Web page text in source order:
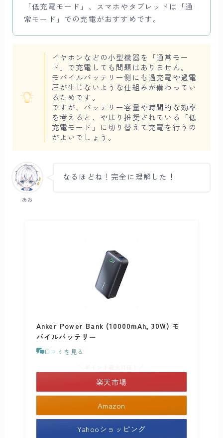
「低充電モード」、スマホやタブレッドは「通
常モード」での充電がおすすめです。
イヤホンなどの小型機器を「通常モー
ド」で充電しても問題はありません。
モバイルバッテリー側にも過充電や過電
圧が生じないような仕組みが備わってい
るためです。
ですが、バッテリー容量や時間的な効率
を考えると、やはり推奨されている「低
充電モード」に切り替えて充電を行うの
がよいでしょう。
あお
なるほどね！完全に理解した！
Anker Power Bank (10000mAh, 30W) モ
バイルバッテリー
口コミを見る
Amazon
楽天市場
Yahooショッピング